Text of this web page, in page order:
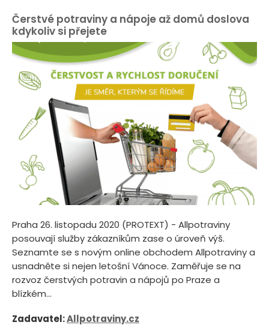
Čerstvé potraviny a nápoje až domů doslova
kdykoliv si přejete
Praha 26. listopadu 2020 (PROTEXT) - Allpotraviny
posouvají služby zákazníkům zase o úroveň výš.
Seznamte se s novým online obchodem Allpotraviny a
usnadněte si nejen letošní Vánoce. Zaměřuje se na
rozvoz čerstvých potravin a nápojů po Praze a
blízkém...
Zadavatel:Allpotraviny.cz